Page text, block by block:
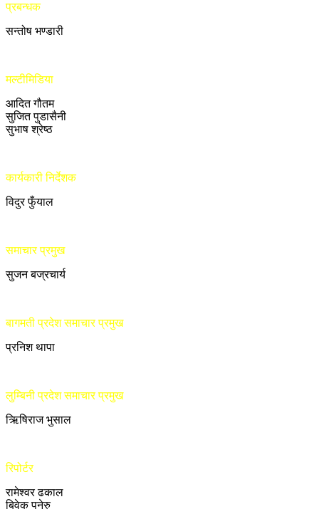
प्रबन्धक
सन्तोष भण्डारी
मल्टीमिडिया
आदित गौतम
सुजित पुडासैनी
सुभाष श्रेष्ठ
कार्यकारी निर्देशक
विदुर फुँयाल
समाचार प्रमुख
सुजन बज्रचार्य
बागमती प्रदेश समाचार प्रमुख
प्रनिश थापा
लुम्बिनी प्रदेश समाचार प्रमुख
ऋिषिराज भुसाल
रिपोर्टर
रामेश्वर ढकाल
बिवेक पनेरु